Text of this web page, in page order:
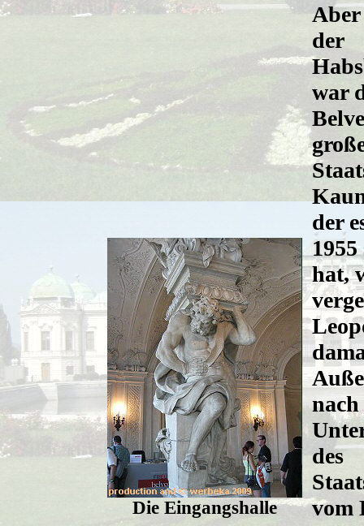
Die Eingangshalle
Aber
der
war
der
hat,
des
vom